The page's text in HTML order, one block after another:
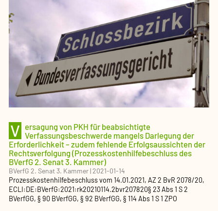
V ersagung von PKH für beabsichtigte
Verfassungsbeschwerde mangels Darlegung der
Erforderlichkeit – zudem fehlende Erfolgsaussichten der
Rechtsverfolgung (Prozesskostenhilfebeschluss des
BVerfG 2. Senat 3. Kammer)
BVerfG 2. Senat 3. Kammer|2021-01-14
Prozesskostenhilfebeschlussvom 14.01.2021, AZ2 BvR 2078/20,
ECLI:DE:BVerfG:2021:rk20210114.2bvr207820§ 23 Abs 1 S 2
BVerfGG, § 90 BVerfGG, § 92 BVerfGG, § 114 Abs 1 S 1 ZPO